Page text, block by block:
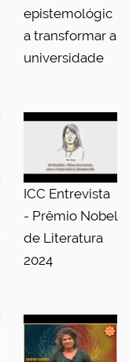
epistemológic
a transformar a
universidade
ICC Entrevista
- Prêmio Nobel
de Literatura
2024